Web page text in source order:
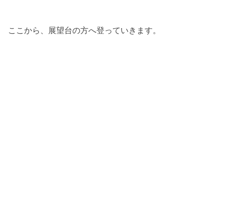
ここから、展望台の方へ登っていきます。